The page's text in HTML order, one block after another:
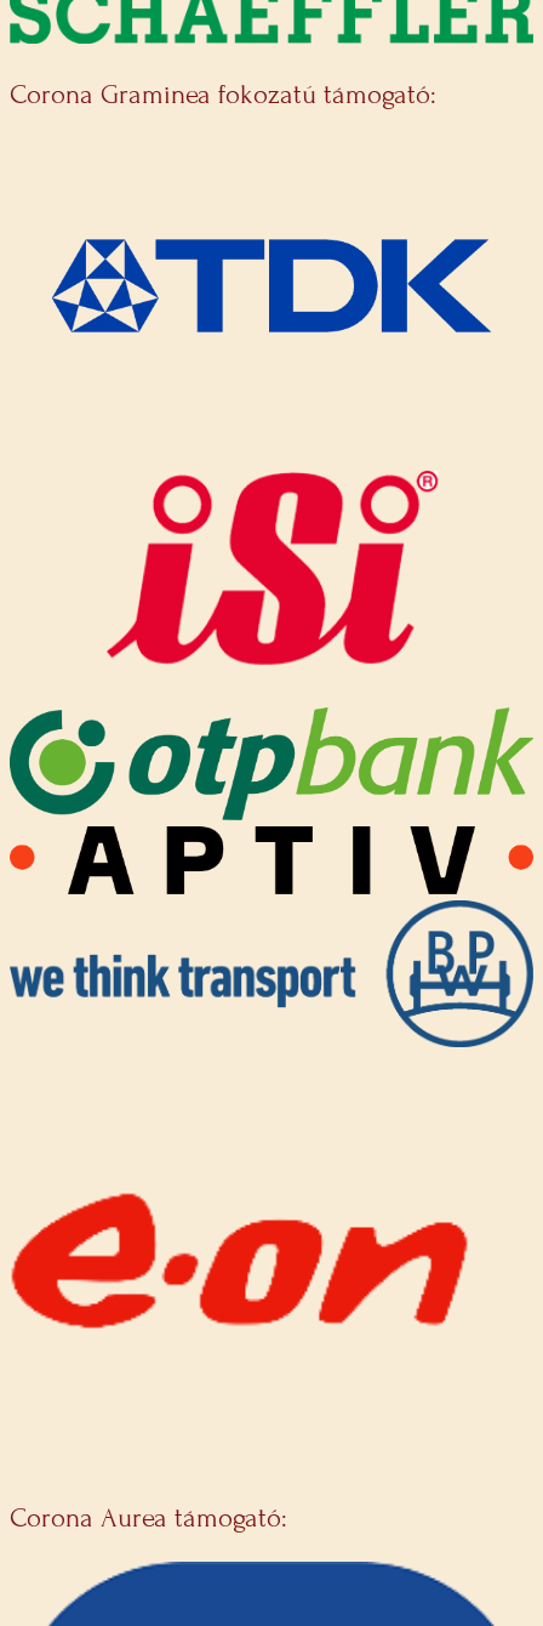
Corona Graminea fokozatú támogató:
Corona Aurea támogató: